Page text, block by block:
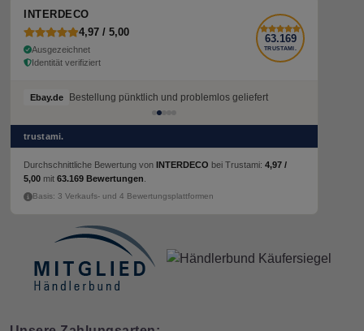
INTERDECO
4,97 / 5,00
Ausgezeichnet
Identität verifiziert
63.169
TRUSTAMI.
Ebay.de Bestellung pünktlich und problemlos geliefert
trustami.
Durchschnittliche Bewertung von INTERDECO bei Trustami: 4,97 /
5,00 mit 63.169 Bewertungen
Basis: 3 Verkaufs- und 4 Bewertungsplattformen